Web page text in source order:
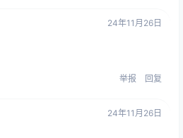
24年11月26日
举报 回复
24年11月26日